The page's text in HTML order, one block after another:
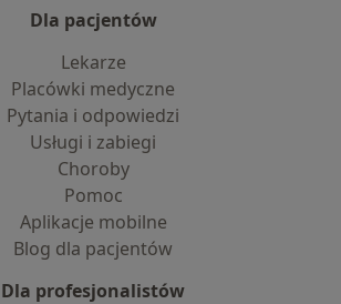
Dla pacjentów
Lekarze
Placówki medyczne
Pytania i odpowiedzi
Usługi i zabiegi
Choroby
Pomoc
Aplikacje mobilne
Blog dla pacjentów
Dla profesjonalistów